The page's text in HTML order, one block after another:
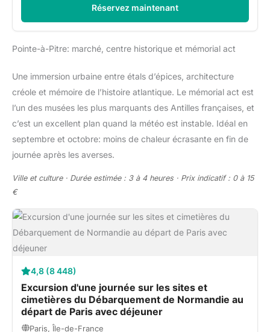
Réservez maintenant
Pointe-à-Pitre: marché, centre historique et mémorial act
Une immersion urbaine entre étals d’épices, architecture
créole et mémoire de l’histoire atlantique. Le mémorial act est
l’un des musées les plus marquants des Antilles françaises, et
c’est un excellent plan quand la météo est instable. Idéal en
septembre et octobre: moins de chaleur écrasante en fin de
journée après les averses.
Ville et culture · Durée estimée : 3 à 4 heures · Prix indicatif : 0 à 15
€
4,8 (8 448)
Excursion d'une journée sur les sites et
cimetières du Débarquement de Normandie au
départ de Paris avec déjeuner
Paris, Île-de-France